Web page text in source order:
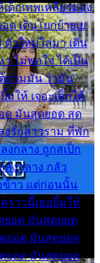
ด็กเทพเหลียวมอง
ด เดินโยกย้ายเย
ตัวใหม่ใส่มา เดิน
ไม่พอใจ ได้เป็น
ถามมัน ว่ามัน
ให้ เจอะเด็กใต้
ด มันสุดยอด สุด
รักสาวราม ที่พัก
งกลาง ถูกสเป็ก
ลงกลาง กลัว
ข้าว แต่ก่อนนั้น
คราวนี้เธอยิ้มให้
ยอด มันสุดยอด
ยอด มันสุดยอด
ยอด มันสุดยอด